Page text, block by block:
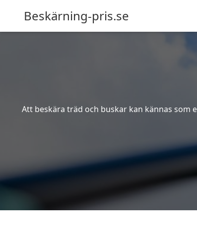
Beskärning-pris.se
Att beskära träd och buskar kan kännas